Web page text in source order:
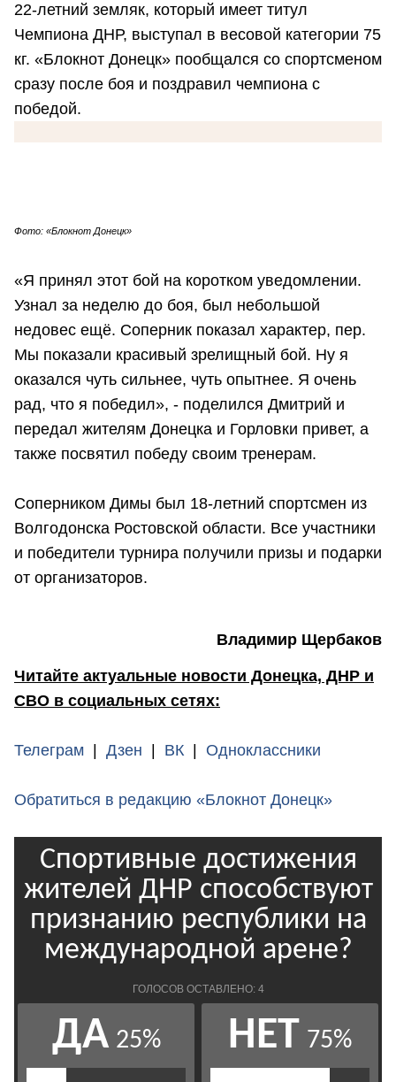
22-летний земляк, который имеет титул
Чемпиона ДНР, выступал в весовой категории 75
кг. «Блокнот Донецк» пообщался со спортсменом
сразу после боя и поздравил чемпиона с
победой.
Фото: «Блокнот Донецк»
«Я принял этот бой на коротком уведомлении.
Узнал за неделю до боя, был небольшой
недовес ещё. Соперник показал характер, пер.
Мы показали красивый зрелищный бой. Ну я
оказался чуть сильнее, чуть опытнее. Я очень
рад, что я победил», - поделился Дмитрий и
передал жителям Донецка и Горловки привет, а
также посвятил победу своим тренерам.
Соперником Димы был 18-летний спортсмен из
Волгодонска Ростовской области. Все участники
и победители турнира получили призы и подарки
от организаторов.
Владимир Щербаков
Читайте актуальные новости Донецка, ДНР и
СВО в социальных сетях:
Телеграм | Дзен | ВК | Одноклассники
Обратиться в редакцию «Блокнот Донецк»